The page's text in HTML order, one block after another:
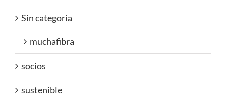
Sin categoría
muchafibra
socios
sustenible